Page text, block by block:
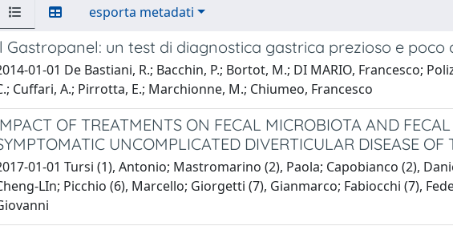
esporta metadati
Gastropanel: un test di diagnostica gastrica prezioso e
01-01 De Bastiani, R.; Bacchin, P.; Bortot, M.; DI MARIO, Francesco;
Cuffari, A.; Pirrotta, E.; Marchionne, M.; Chiumeo, Francesco
OF TREATMENTS ON FECAL MICROBIOTA AND
UNCOMPLICATED DIVERTICULAR DISEASE OF
01-01 Tursi (1), Antonio; Mastromarino (2), Paola; Capobianco (2),
LIn; Picchio (6), Marcello; Giorgetti (7), Gianmarco; Fabiocchi (7),